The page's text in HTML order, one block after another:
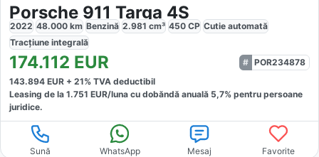
Porsche 911 Targa 4S
2022 48.000 km Benzină 2.981 cm³ 450 CP Cutie automată
Tracțiune integrală
174.112 EUR
POR234878
143.894 EUR + 21% TVA deductibil
Leasing de la 1.751 EUR/luna cu dobăndă anuală 5,7% pentru persoane
juridice.
Sună WhatsApp Mesaj Favorite